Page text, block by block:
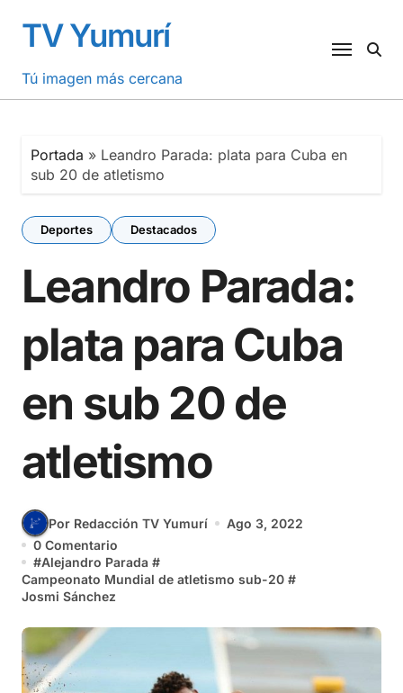
contenido
TV Yumurí
Tú imagen más cercana
Portada » Leandro Parada: plata para Cuba en
sub 20 de atletismo
Deportes Destacados
Leandro Parada:
plata para Cuba
en sub 20 de
atletismo
Por Redacción TV Yumurí
Ago 3, 2022
0 Comentario
#Alejandro Parada #
Campeonato Mundial de atletismo sub-20 #
Josmi Sánchez